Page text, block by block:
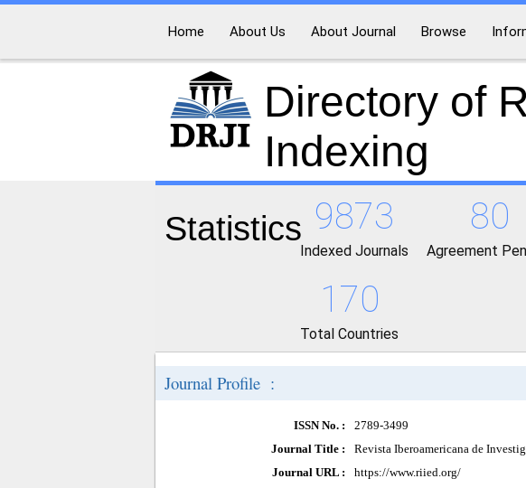
Home About Us About Journal Browse
Directory of
Indexing
Statistics 9873
Indexed Journals
80
Agreement
170
Total Countries
Journal Profile :
ISSN No. :
2789-3499
Journal Title :
Revista Iberoamericana de
Journal URL :
https://www.riied.org/